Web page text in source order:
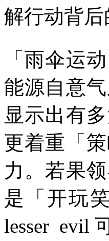
解行动背后
「雨伞运
能源自意
显示出有
更着重「
力。若果
是「开玩
lesser evil